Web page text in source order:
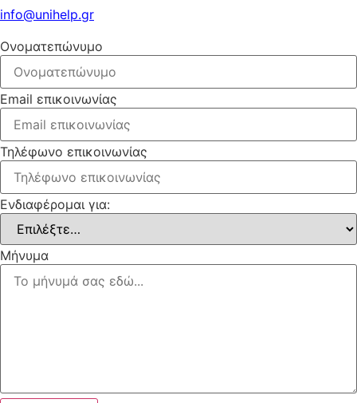
info@unihelp.gr
Ονοματεπώνυμο
Email επικοινωνίας
Τηλέφωνο επικοινωνίας
Ενδιαφέρομαι για:
Μήνυμα